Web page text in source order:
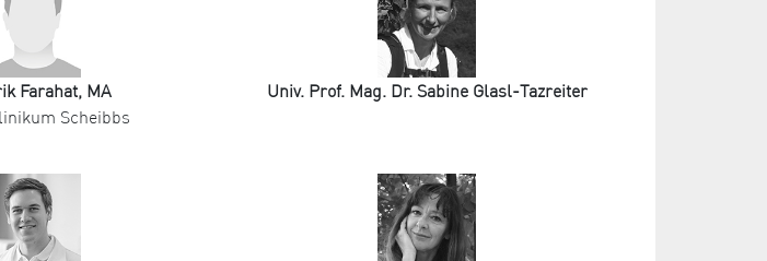
Farahat, MA
Scheibbs
Univ. Prof. Mag. Dr. Sabine Glasl-Tazreiter